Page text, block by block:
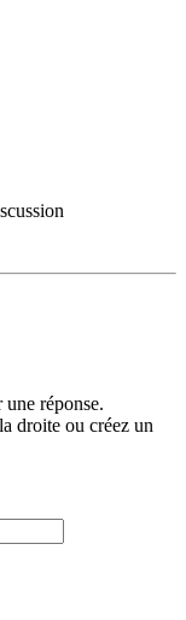
réponse.
droite ou créez un